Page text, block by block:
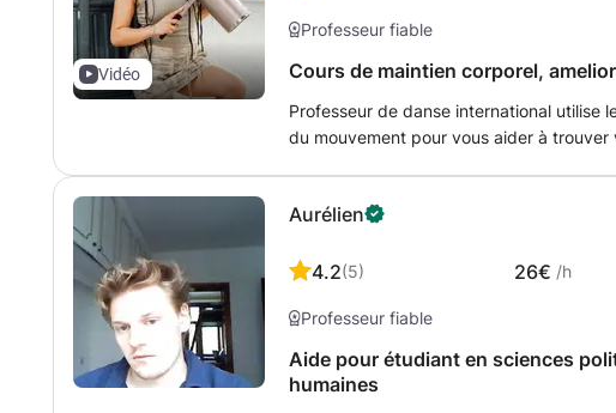
Vidéo
Professeur fiable
Cours de maintien corporel,
Professeur de danse international utilise
du mouvement pour vous aider à
votre position et améliorez votre langage non verbal.
circonstances.
Aurélien
4.2(5) 26€ /h
Professeur fiable
Aide pour étudiant en sciences
humaines